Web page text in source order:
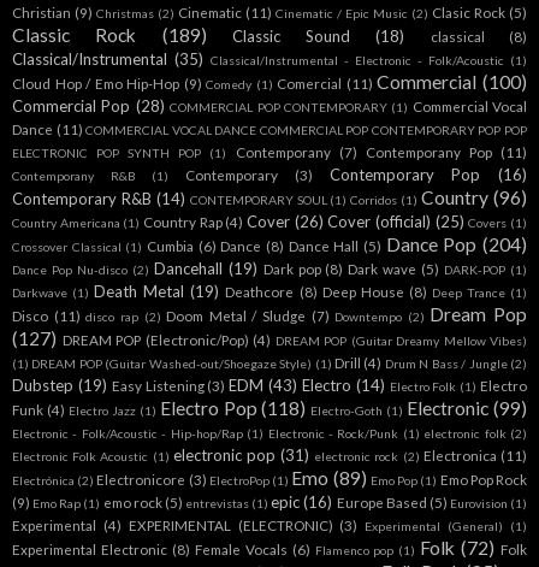
Christian (9) Christmas (2) Cinematic (11) Cinematic / Epic Music (2) Clasic Rock (5)
Classic Rock (189) Classic Sound (18) classical (8)
Classical/Instrumental (35) Classical/Instrumental - Electronic - Folk/Acoustic (1)
Cloud Hop / Emo Hip-Hop (9) Comedy (1) Comercial (11) Commercial (100)
Commercial Pop (28) COMMERCIAL POP CONTEMPORARY (1) Commercial Vocal
Dance (11) COMMERCIAL VOCAL DANCE COMMERCIAL POP CONTEMPORARY POP POP
ELECTRONIC POP SYNTH POP
(1) Contemporany (7) Contemporany Pop (11)
Contemporany R&B (1) Contemporary (3) Contemporary Pop
(16)
Contemporary R&B (14) CONTEMPORARY SOUL (1) Corridos (1) Country (96)
Country Americana (1) Country Rap (4) Cover (26) Cover (official) (25) Covers (1)
Crossover Classical (1) Cumbia (6) Dance (8) Dance Hall (5) Dance Pop (204)
Dance Pop Nu-disco (2) Dancehall (19) Dark pop (8) Dark wave (5) DARK-POP (1)
Darkwave (1) Death Metal (19) Deathcore (8) Deep House (8) Deep Trance (1)
Disco (11) disco rap (2) Doom Metal / Sludge (7) Downtempo (2) Dream Pop
(127) DREAM POP (Electronic/Pop) (4) DREAM POP (Guitar Dreamy Mellow Vibes)
(1) DREAM POP (Guitar Washed-out/Shoegaze Style) (1) Drill (4) Drum N Bass / Jungle (2)
Dubstep (19) Easy Listening (3) EDM (43) Electro (14) Electro Folk (1) Electro
Funk (4) Electro Jazz (1) Electro Pop (118) Electro-Goth (1) Electronic (99)
Electronic - Folk/Acoustic - Hip-hop/Rap (1) Electronic - Rock/Punk (1) electronic folk (2)
Electronic Folk Acoustic (1) electronic pop (31) electronic rock (2) Electronica (11)
Electrónica (2) Electronicore (3) ElectroPop (1) Emo (89) Emo Pop (1) Emo Pop Rock
(9) Emo Rap (1) emo rock (5) entrevistas (1) epic (16) Europe Based (5) Eurovision (1)
Experimental (4) EXPERIMENTAL (ELECTRONIC) (3) Experimental (General) (1)
Experimental Electronic (8) Female Vocals (6) Flamenco pop (1) Folk (72) Folk